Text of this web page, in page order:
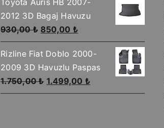
2.590,00 ₺.
2.199,00 ₺.
2012 3D Bagaj Havuzu
930,00₺ Orijinal
fiyat:
930,00 ₺.
850,00 ₺Şu
andaki
fiyat:
850,00 ₺.
Rizline Fiat Doblo 2000-
2009 3D Havuzlu Paspas
1.750,00₺ Orijinal
fiyat:
1.499,00 ₺Şu
andaki